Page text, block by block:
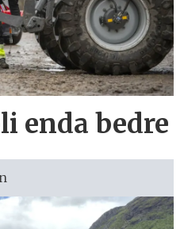
enda bedre